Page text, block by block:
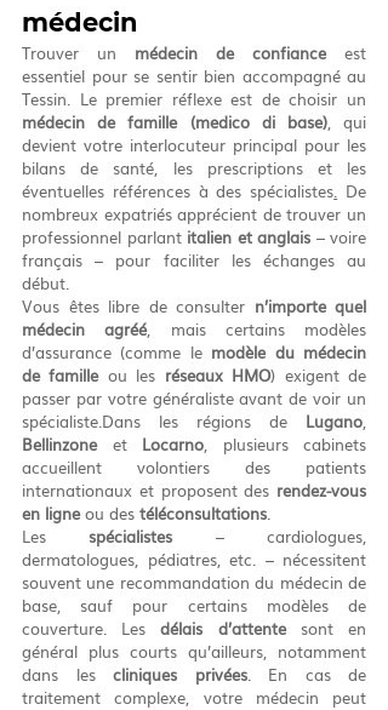
médecin
Trouver un médecin de confiance est
essentiel pour se sentir bien accompagné au
médecin de famille (medico di base), qui
devient votre interlocuteur principal pour les
bilans de santé, les prescriptions et les
éventuelles références à des spécialistes. De
nombreux expatriés apprécient de trouver un
professionnel parlant italien et anglais – voire
français – pour faciliter les échanges au
début.
Vous êtes libre de consulter n’importe quel
médecin agréé, mais certains modèles
d’assurance (comme le modèle du médecin
de famille ou les réseaux HMO) exigent de
passer par votre généraliste avant de voir un
spécialiste.Dans les régions de Lugano
Bellinzone et Locarno, plusieurs cabinets
accueillent volontiers des patients
internationaux et proposent des rendez-vous
en ligne ou des téléconsultations.
Les spécialistes – cardiologues,
dermatologues, pédiatres, etc. – nécessitent
souvent une recommandation du médecin de
base, sauf pour certains modèles de
couverture. Les délais d’attente sont en
général plus courts qu’ailleurs, notamment
dans les cliniques privées. En cas de
traitement complexe, votre médecin peut